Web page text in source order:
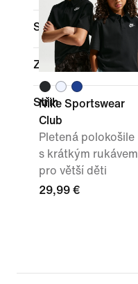
Sporty
Značka
Střih
Nike Sportswear
Club
Pletená polokošile
s krátkým rukávem
pro větší děti
29,99 €